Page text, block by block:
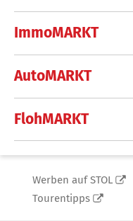
ImmoMARKT
AutoMARKT
FlohMARKT
Werben auf STOL
Tourentipps